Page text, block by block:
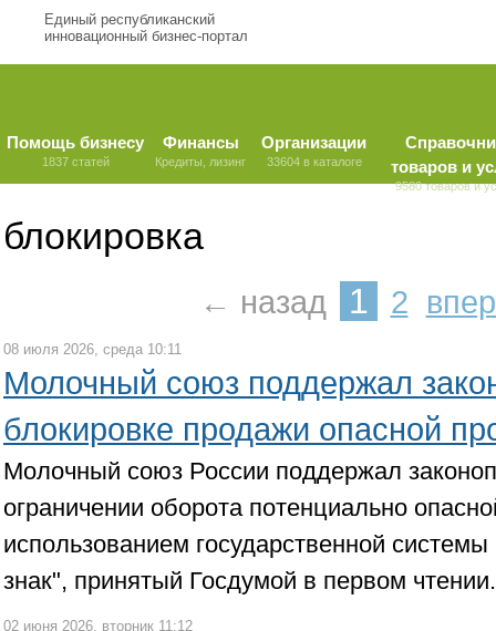
Единый республиканский
инновационный бизнес-портал
Помощь бизнесу
1837 статей
Финансы
Кредиты, лизинг
Организации
33604 в каталоге
товаров и
9580 товаров и
блокировка
← назад 1 2
08 июля 2026, среда 10:11
Молочный союз поддержал
блокировке продажи опасной
Молочный союз России поддержал
ограничении оборота потенциально
использованием государственной
знак", принятый Госдумой в первом чтении.
02 июня 2026, вторник 11:12